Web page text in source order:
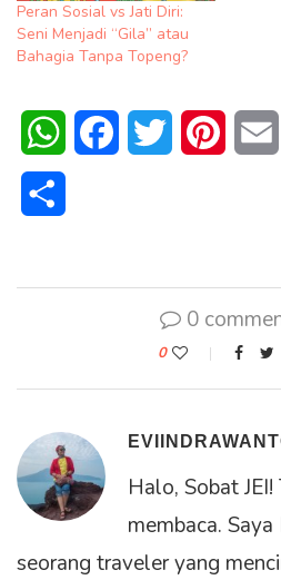
Peran Sosial vs Jati Diri:
Seni Menjadi “Gila” atau
Bahagia Tanpa Topeng?
WhatsAppFacebookTwitter
0
0
Halo, Sobat
membaca.
seorang traveler yang